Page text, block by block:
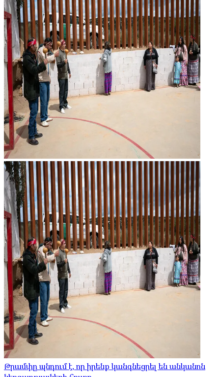
Թրամփը պնդում է, որ իրենք կանգնեցրել են անկանոն